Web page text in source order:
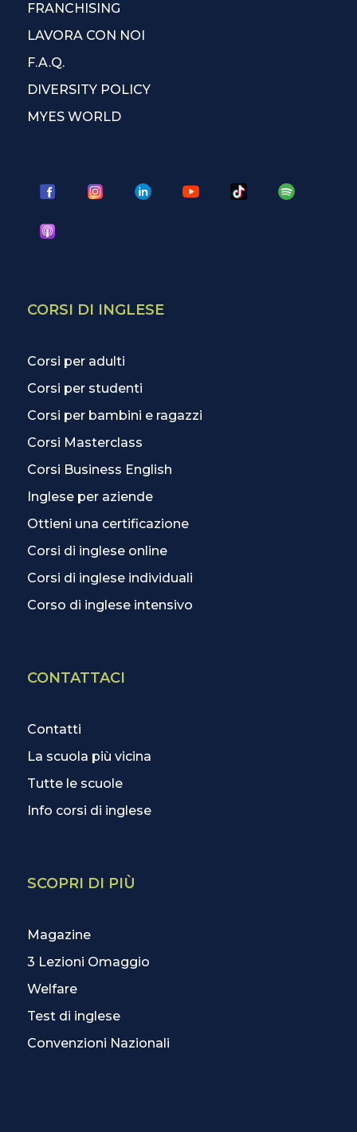
FRANCHISING
LAVORA CON NOI
F.A.Q.
DIVERSITY POLICY
MYES WORLD
CORSI DI INGLESE
Corsi per adulti
Corsi per studenti
Corsi per bambini e ragazzi
Corsi Masterclass
Corsi Business English
Inglese per aziende
Ottieni una certificazione
Corsi di inglese online
Corsi di inglese individuali
Corso di inglese intensivo
CONTATTACI
Contatti
La scuola più vicina
Tutte le scuole
Info corsi di inglese
SCOPRI DI PIÙ
Magazine
3 Lezioni Omaggio
Welfare
Test di inglese
Convenzioni Nazionali